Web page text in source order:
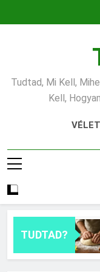
Tudtad, Mi Kell,
Kell,
TUDTAD?